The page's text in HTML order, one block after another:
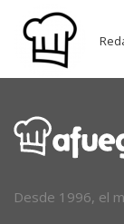
Desde 1996, el